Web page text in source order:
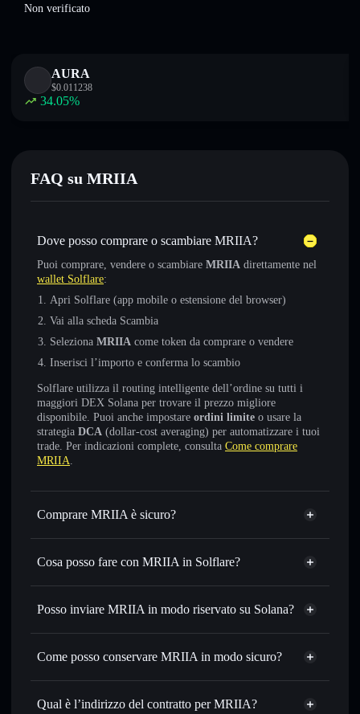
Non verificato
AURA
$0.011238
34.05%
FAQ su MRIIA
Dove posso comprare o scambiare MRIIA?
Puoi comprare, vendere o scambiare MRIIA direttamente nel
wallet Solflare:
Apri Solflare (app mobile o estensione del browser)
Vai alla scheda Scambia
Seleziona MRIIA come token da comprare o vendere
Inserisci l’importo e conferma lo scambio
Solflare utilizza il routing intelligente dell’ordine su tutti i
maggiori DEX Solana per trovare il prezzo migliore
disponibile. Puoi anche impostare ordini limite o usare la
strategia DCA (dollar-cost averaging) per automatizzare i tuoi
trade. Per indicazioni complete, consulta Come comprare
MRIIA.
Comprare MRIIA è sicuro?
MRIIA non è verificato
Cosa posso fare con MRIIA in Solflare?
MRIIA
wallet Solflare
Scambiare istantaneamente— scambia MRIIA in SOL,
con il routing intelligente dell’ordine
Impostare ordini limite— automatizza i tuoi trade al
MRIIA nel tempo
Posso inviare MRIIA in modo riservato su Solana?
Aggregatore di privacy
Come posso conservare MRIIA in modo sicuro?
MRIIA
Qual è l’indirizzo del contratto per MRIIA?